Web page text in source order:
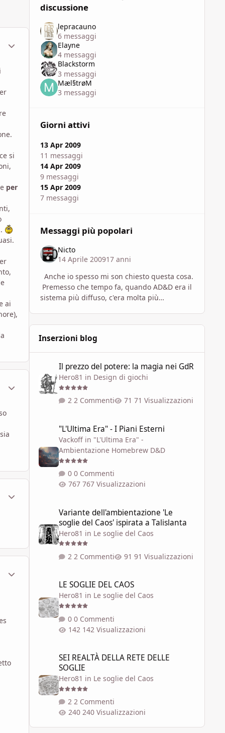
Statistiche Autore
si
per
ai
Statistiche Autore
discussione
lepracauno
6 messaggi
Elayne
4 messaggi
Blackstorm
3 messaggi
Mæl§trøM
3 messaggi
Giorni attivi
13 Apr 2009
11 messaggi
14 Apr 2009
9 messaggi
15 Apr 2009
7 messaggi
Messaggi più popolari
Nicto
14 Aprile 200917 anni
Premesso che tempo fa, quando AD&D era il
sistema più diffuso, c'era molta più
Inserzioni blog
Il prezzo del potere: la magia nei GdR
Il prezzo del potere: la magia nei GdR
Hero81 in Design di giochi
2 Commenti 71 Visualizzazioni
"L'Ultima Era" - I Piani Esterni
Vackoffin "L'Ultima Era" -
Ambientazione Homebrew D&D
0 Commenti
767 Visualizzazioni
Variante dell'ambientazione 'Le
soglie del Caos' ispirata a Talislanta
Hero81 in Le soglie del Caos
2 Commenti 91 Visualizzazioni
LE SOGLIE DEL CAOS
Hero81 in Le soglie del Caos
0 Commenti
142 Visualizzazioni
SEI REALTÀ DELLA RETE DELLE
SOGLIE
Hero81 in Le soglie del Caos
2 Commenti
240 Visualizzazioni